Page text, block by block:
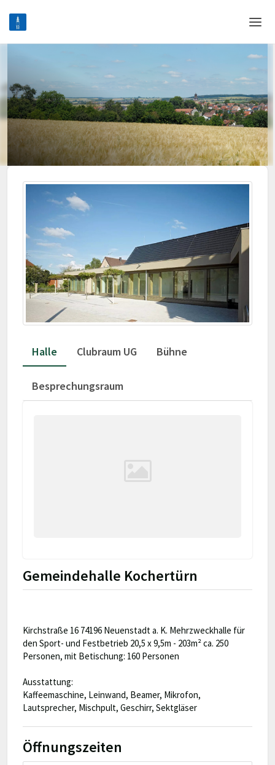
Sprache
Hilfe & Info
Halle Clubraum UG Bühne
Besprechungsraum
Gemeindehalle Kochertürn
Kirchstraße 16 74196 Neuenstadt a. K. Mehrzweckhalle für
den Sport- und Festbetrieb 20,5 x 9,5m - 203m² ca. 250
Personen, mit Betischung: 160 Personen
Ausstattung:
Kaffeemaschine, Leinwand, Beamer, Mikrofon,
Lautsprecher, Mischpult, Geschirr, Sektgläser
Öffnungszeiten